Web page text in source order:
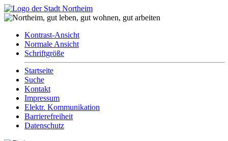
Kontrast-Ansicht
Normale Ansicht
Schriftgröße
Startseite
Suche
Kontakt
Impressum
Elektr. Kommunikation
Barrierefreiheit
Datenschutz